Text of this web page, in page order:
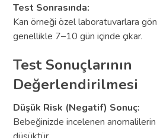
Test Sonrasında:
Kan örneği özel laboratuvarlara
genellikle 7–10 gün içinde çıkar.
Test Sonuçlarının
Değerlendirilmesi
Düşük Risk (Negatif) Sonuç:
Bebeğinizde incelenen anomalilerin